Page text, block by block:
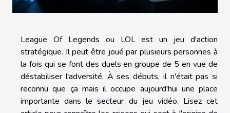
League Of Legends ou LOL est un jeu d'action
stratégique. Il peut être joué par plusieurs personnes à
la fois qui se font des duels en groupe de 5 en vue de
déstabiliser l'adversité. À ses débuts, il n'était pas si
reconnu que ça mais il occupe aujourd'hui une place
importante dans le secteur du jeu vidéo. Lisez cet